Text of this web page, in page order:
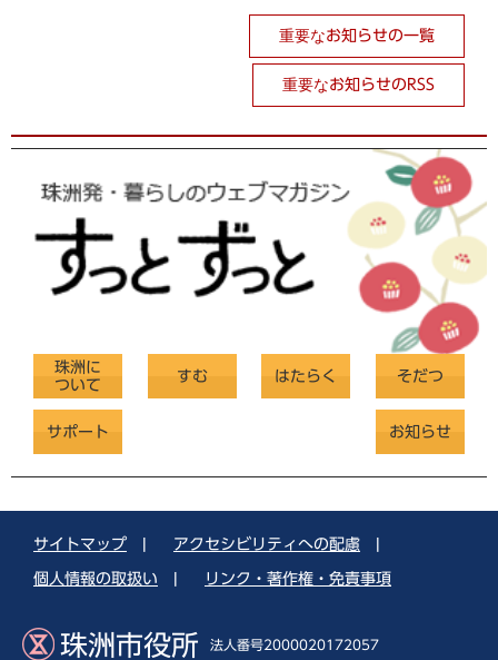
重要なお知らせの一覧
重要なお知らせのRSS
珠洲に
ついて
すむ はたらく そだつ
サポート お知らせ
サイトマップ アクセシビリティへの配慮
個人情報の取扱い リンク・著作権・免責事項
珠洲市役所 法人番号2000020172057